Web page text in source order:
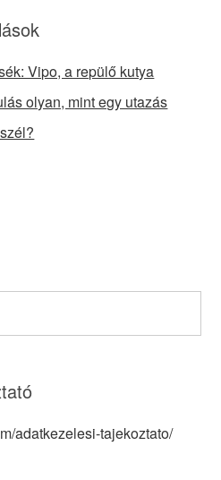
Vipo, a repülő kutya
olyan, mint egy utazás
adatkezelesi-tajekoztato/